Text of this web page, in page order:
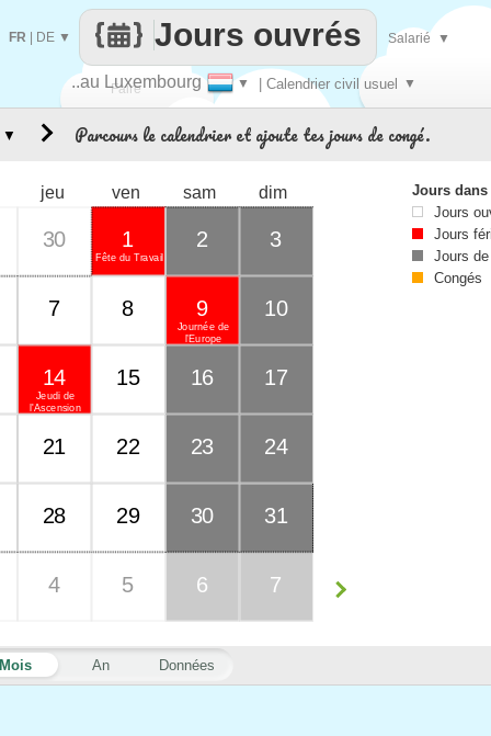
Faire
..au Luxembourg ▼ | Calendrier civil usuel ▼
Jours ouvrés
FR DE ▼ Salarié ▼
Parcours le calendrier et ajoute tes jours de congé.
Mois An Données
jeu ven sam dim
30
Fête du Travail
1 2 3
7 8
Journée de
l’Europe
9 10
Jeudi de
l'Ascension
14 15 16 17
21 22 23 24
28 29 30 31
4 5 6 7
▼
Jours
Jours
Jours
Jours
Congés